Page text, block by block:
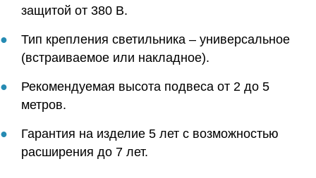
защитой от 380 В.
Тип крепления светильника – универсальное
(встраиваемое или накладное).
Рекомендуемая высота подвеса от 2 до 5
метров.
Гарантия на изделие 5 лет с возможностью
расширения до 7 лет.